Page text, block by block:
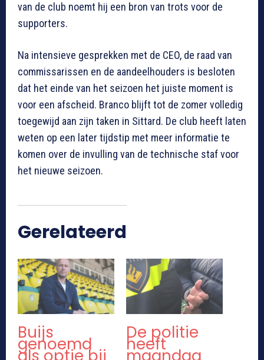
van de club noemt hij een bron van trots voor de
supporters.
Na intensieve gesprekken met de CEO, de raad van
commissarissen en de aandeelhouders is besloten
dat het einde van het seizoen het juiste moment is
voor een afscheid. Branco blijft tot de zomer volledig
toegewijd aan zijn taken in Sittard. De club heeft laten
weten op een later tijdstip met meer informatie te
komen over de invulling van de technische staf voor
het nieuwe seizoen.
Gerelateerd
Buijs
genoemd
als optie bij
De politie
heeft
maandag